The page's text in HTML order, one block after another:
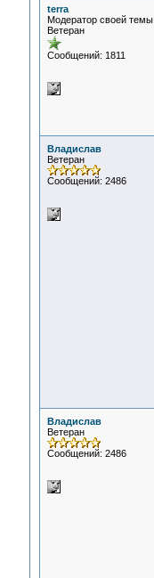
terra
Модератор своей темы
Ветеран
Сообщений: 1811
Владислав
Ветеран
Сообщений: 2486
Владислав
Ветеран
Сообщений: 2486